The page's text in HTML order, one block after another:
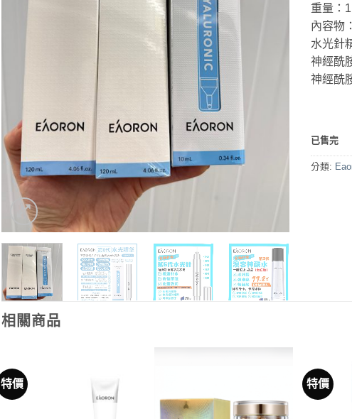
重量：
內容物：
水光針
神經酰
神經酰
已售完
分類:
相關商品
特價 特價